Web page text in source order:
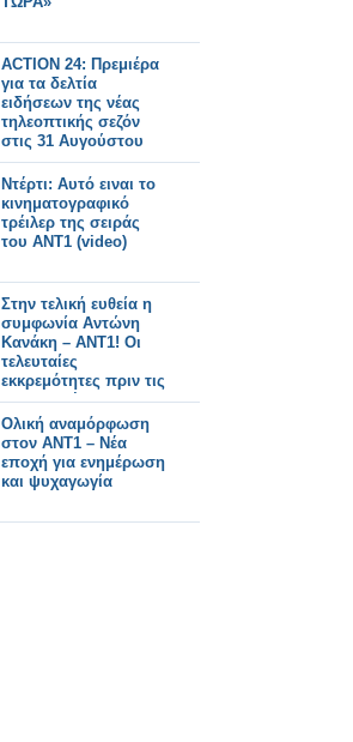
ACTION 24: Πρεμιέρα
για τα δελτία
ειδήσεων της νέας
τηλεοπτικής σεζόν
στις 31 Αυγούστου
Ντέρτι: Αυτό ειναι το
κινηματογραφικό
τρέιλερ της σειράς
του ΑΝΤ1 (video)
Στην τελική ευθεία η
συμφωνία Αντώνη
Κανάκη – ΑΝΤ1! Οι
τελευταίες
εκκρεμότητες πριν τις
υπογραφές...
Ολική αναμόρφωση
στον ΑΝΤ1 – Νέα
εποχή για ενημέρωση
και ψυχαγωγία